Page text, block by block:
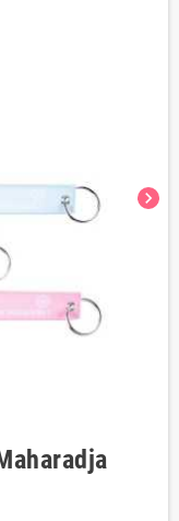
chevron_right